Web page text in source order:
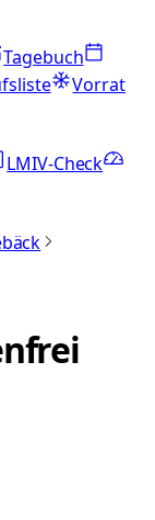
Tagebuch
Vorrat
LMIV-Check